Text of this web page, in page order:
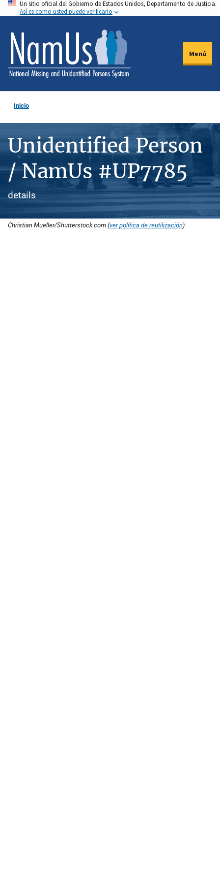
Pasar
al
contenido
principal
Un sitio oficial del Gobierno de Estados Unidos, Departamento de Justicia.
Así es como usted puede verificarlo
Menú
Inicio
Unidentified Person
/ NamUs #UP7785
details
Christian Mueller/Shutterstock.com (ver política de reutilización).